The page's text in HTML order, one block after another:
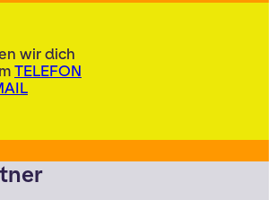
wir dich
TELEFON